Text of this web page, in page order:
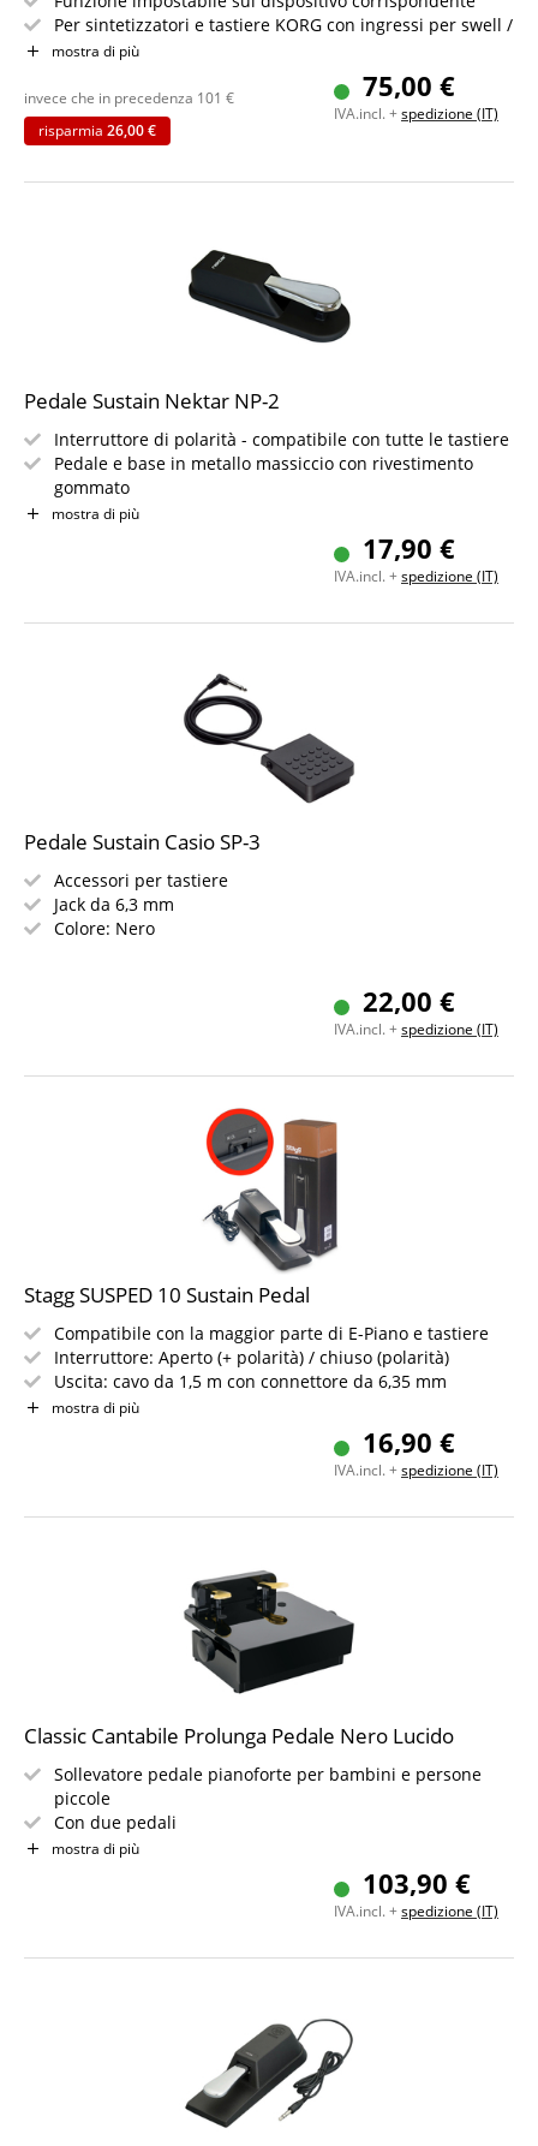
Per sintetizzatori e tastiere KORG con ingressi per swell /
expression pedal
mostra di più
75,00 €
IVA.incl. +spedizione (IT)
invece che in precedenza 101 €
risparmia 26,00 €
Pedale Sustain Nektar NP-2
Interruttore di polarità - compatibile con tutte le tastiere
Pedale e base in metallo massiccio con rivestimento
gommato
Piastra in gomma antiscivolo per una presa sicura sul
mostra di più
17,90 €
IVA.incl. +spedizione (IT)
Pedale Sustain Casio SP-3
Accessori per tastiere
Jack da 6,3 mm
Colore: Nero
22,00 €
IVA.incl. +spedizione (IT)
Stagg SUSPED 10 Sustain Pedal
Compatibile con la maggior parte di E-Piano e tastiere
Interruttore: Aperto (+ polarità) / chiuso (polarità)
Uscita: cavo da 1,5 m con connettore da 6,35 mm
Robusto corpo in plastica con pedale cromato
mostra di più
16,90 €
IVA.incl. +spedizione (IT)
Classic Cantabile Prolunga Pedale Nero Lucido
Sollevatore pedale pianoforte per bambini e persone
piccole
Con due pedali
Regolabile in altezza da 13 a 20 cm
Ideale per scuole di musica e uso domestico
Compatibile con strumenti a due o tre pedali
mostra di più
103,90 €
IVA.incl. +spedizione (IT)